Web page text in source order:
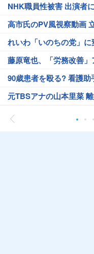
NHK職員性被害 出演者
高市氏のPV風視察動画
れいわ「いのちの党」に
藤原竜也、「労務改善」
90歳患者を殴る? 看護助
元TBSアナの山本里菜